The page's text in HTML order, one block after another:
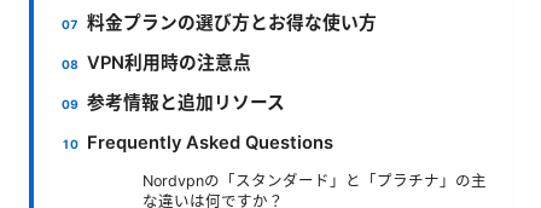
料金プランの選び方とお得な使い方
VPN利用時の注意点
参考情報と追加リソース
Frequently Asked Questions
Nordvpnの「スタンダード」と「プラチナ」の主
な違いは何ですか？